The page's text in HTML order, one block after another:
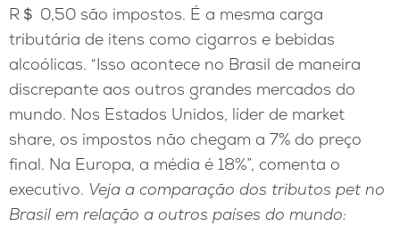
R＄ 0,50 são impostos. É a mesma carga
tributária de itens como cigarros e bebidas
alcoólicas. “Isso acontece no Brasil de maneira
discrepante aos outros grandes mercados do
mundo. Nos Estados Unidos, líder de market
share, os impostos não chegam a 7% do preço
final. Na Europa, a média é 18%”, comenta o
executivo. Veja a comparação dos tributos pet no
Brasil em relação a outros países do mundo: